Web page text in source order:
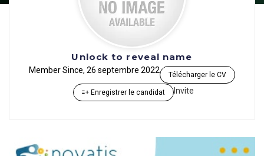
Unlock to reveal name
Member Since, 26 septembre 2022 Télécharger le CV
Enregistrer le candidat Invite